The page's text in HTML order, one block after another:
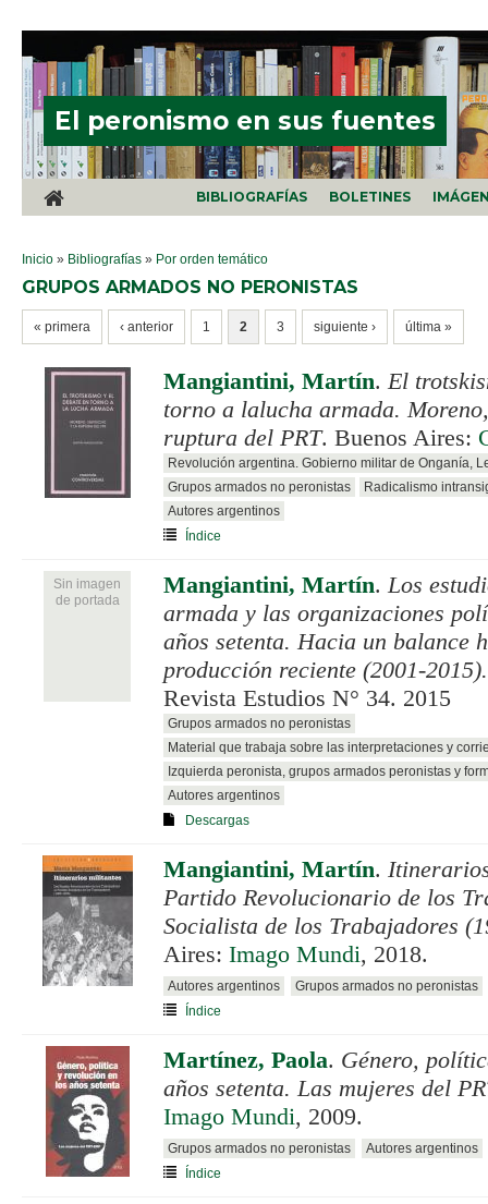
El peronismo en sus fuentes
BIBLIOGRAFÍAS BOLETINES
SE ENCUENTRA USTED AQUÍ
Inicio » Bibliografías » Por orden temático
GRUPOS ARMADOS NO PERONISTAS
PÁGINAS
« primera ‹ anterior 1 2 3 siguiente › última »
Mangiantini, Martín. El
torno a lalucha armada.
ruptura del PRT. Buenos Aires:
Revolución argentina. Gobierno militar de Onganía,
Grupos armados no peronistas
Radicalismo
Autores argentinos
Índice
Sin imagen
de portada
Mangiantini, Martín. Los
armada y las organizaciones
años setenta. Hacia un balance
producción reciente (2001-2015).
Revista Estudios N° 34. 2015
Grupos armados no peronistas
Material que trabaja sobre las interpretaciones y
Izquierda peronista, grupos armados peronistas y
Autores argentinos
Descargas
Mangiantini, Martín.
Partido Revolucionario de los
Socialista de los Trabajadores
Aires: Imago Mundi, 2018.
Autores argentinos
Grupos armados no peronistas
Índice
Martínez, Paola. Género,
años setenta. Las mujeres del
Imago Mundi, 2009.
Grupos armados no peronistas
Autores argentinos
Índice